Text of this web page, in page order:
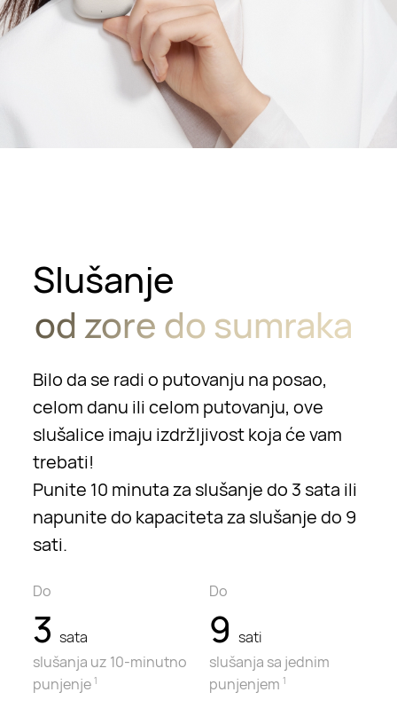
Slušanje
od zore do sumraka
Bilo da se radi o putovanju na posao,
celom danu ili celom putovanju, ove
slušalice imaju izdržljivost koja će vam
trebati!
Punite 10 minuta za slušanje do 3 sata ili
napunite do kapaciteta za slušanje do 9
sati.
Do
3sata
slušanja uz 10-minutno
punjenje1
Do
9sati
slušanja sa jednim
punjenjem1